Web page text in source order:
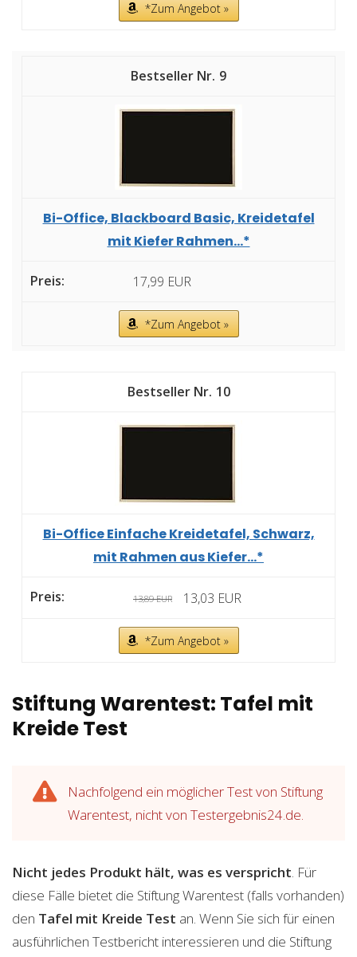
*Zum Angebot »
9
Bi-Office, Blackboard Basic, Kreidetafel
mit Kiefer Rahmen...*
17,99 EUR
*Zum Angebot »
10
Bi-Office Einfache Kreidetafel, Schwarz,
mit Rahmen aus Kiefer...*
13,89 EUR 13,03 EUR
*Zum Angebot »
Stiftung Warentest: Tafel mit
Kreide Test
Nachfolgend ein möglicher Test von Stiftung
Warentest, nicht von Testergebnis24.de.
Nicht jedes Produkt hält, was es verspricht . Für
diese Fälle bietet die Stiftung Warentest (falls vorhanden)
den Tafel mit Kreide Test an. Wenn Sie sich für einen
ausführlichen Testbericht interessieren und die Stiftung